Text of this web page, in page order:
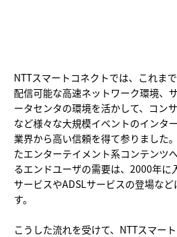
NTTスマートコネクトでは、これま
配信可能な高速ネットワーク環境、
ータセンタの環境を活かして、コン
など様々な大規模イベントのインタ
業界から高い信頼を得て参りました
たエンターテイメント系コンテンツ
るエンドユーザの需要は、2000年に
サービスやADSLサービスの登場な
す。
こうした流れを受けて、NTTスマー